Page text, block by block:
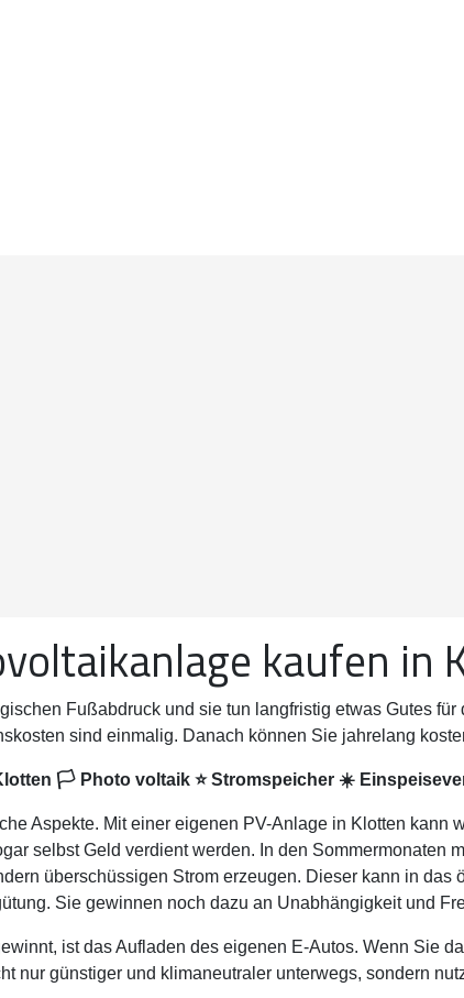
kaufen in
Fußabdruck und sie tun langfristig etwas Gutes für
sind einmalig. Danach können Sie jahrelang
🏳️ Photo voltaik ⭐ Stromspeicher ☀️
Aspekte. Mit einer eigenen PV-Anlage in Klotten kann
selbst Geld verdient werden. In den Sommermonaten
überschüssigen Strom erzeugen. Dieser kann in
Sie gewinnen noch dazu an Unabhängigkeit und
ist das Aufladen des eigenen E-Autos. Wenn Sie
nur günstiger und klimaneutraler unterwegs, sondern